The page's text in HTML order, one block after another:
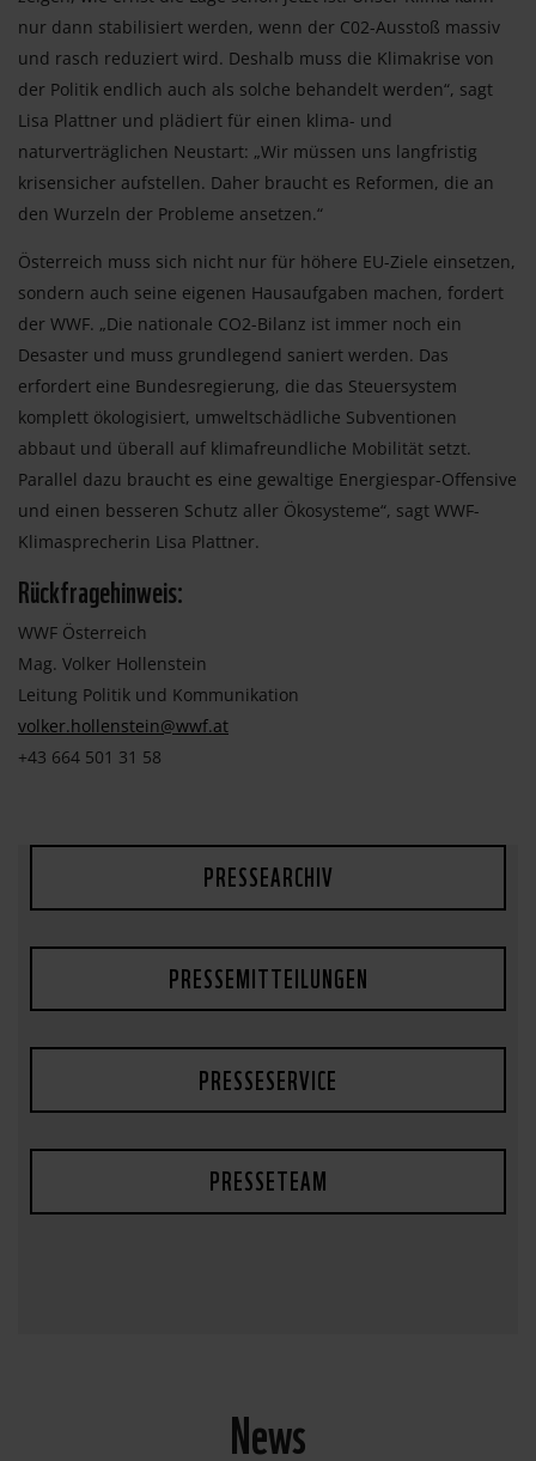
nur dann stabilisiert werden, wenn der C02-Ausstoß massiv
und rasch reduziert wird. Deshalb muss die Klimakrise von
der Politik endlich auch als solche behandelt werden“, sagt
Lisa Plattner und plädiert für einen klima- und
naturverträglichen Neustart: „Wir müssen uns langfristig
krisensicher aufstellen. Daher braucht es Reformen, die an
den Wurzeln der Probleme ansetzen.“
Österreich muss sich nicht nur für höhere EU-Ziele einsetzen,
sondern auch seine eigenen Hausaufgaben machen, fordert
der WWF. „Die nationale CO2-Bilanz ist immer noch ein
Desaster und muss grundlegend saniert werden. Das
erfordert eine Bundesregierung, die das Steuersystem
komplett ökologisiert, umweltschädliche Subventionen
abbaut und überall auf klimafreundliche Mobilität setzt.
Parallel dazu braucht es eine gewaltige Energiespar-Offensive
und einen besseren Schutz aller Ökosysteme“, sagt WWF-
Klimasprecherin Lisa Plattner.
Rückfragehinweis:
WWF Österreich
Mag. Volker Hollenstein
Leitung Politik und Kommunikation
volker.hollenstein@wwf.at
+43 664 501 31 58
PRESSEARCHIV
PRESSEMITTEILUNGEN
PRESSESERVICE
PRESSETEAM
News